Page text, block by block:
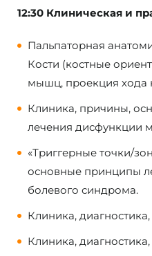
12:30 Клиническая и
Пальпаторная
Кости (костные
мышц, проекция хода
Клиника, причины,
лечения дисфункции
«Триггерные точки/
основные принципы
болевого синдрома.
Клиника,
Клиника,